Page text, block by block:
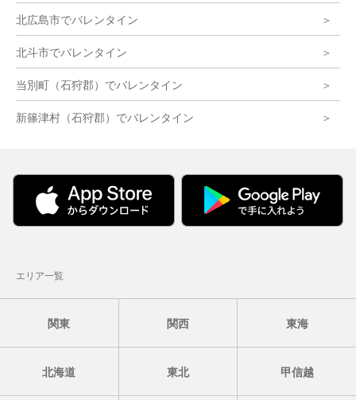
北広島市でバレンタイン
北斗市でバレンタイン
当別町（石狩郡）でバレンタイン
新篠津村（石狩郡）でバレンタイン
エリア一覧
関東 関西 東海
北海道 東北 甲信越